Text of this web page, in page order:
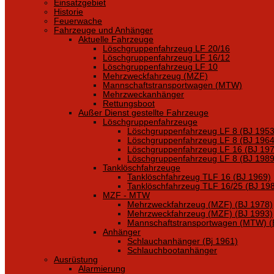
Einsatzgebiet
Historie
Feuerwache
Fahrzeuge und Anhänger
Aktuelle Fahrzeuge
Löschgruppenfahrzeug LF 20/16
Löschgruppenfahrzeug LF 16/12
Löschgruppenfahrzeug LF 10
Mehrzweckfahrzeug (MZF)
Mannschaftstransportwagen (MTW)
Mehrzweckanhänger
Rettungsboot
Außer Dienst gestellte Fahrzeuge
Löschgruppenfahrzeuge
Löschgruppenfahrzeug LF 8 (BJ
Löschgruppenfahrzeug LF 8 (BJ
Löschgruppenfahrzeug LF 16 (BJ
Löschgruppenfahrzeug LF 8 (BJ
Tanklöschfahrzeuge
Tanklöschfahrzeug TLF 16 (BJ 1969)
Tanklöschfahrzeug TLF 16/25 (BJ
MZF - MTW
Mehrzweckfahrzeug (MZF) (BJ 1978)
Mehrzweckfahrzeug (MZF) (BJ 1993)
Mannschaftstransportwagen (MTW)
Anhänger
Schlauchanhänger (Bj 1961)
Schlauchbootanhänger
Ausrüstung
Alarmierung